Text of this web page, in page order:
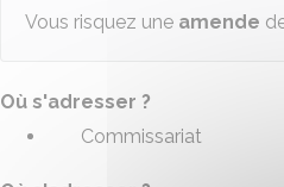
Vous risquez une amende
Où s'adresser ?
Commissariat